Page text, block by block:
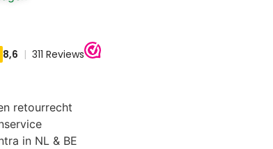
retourrecht
in NL & BE